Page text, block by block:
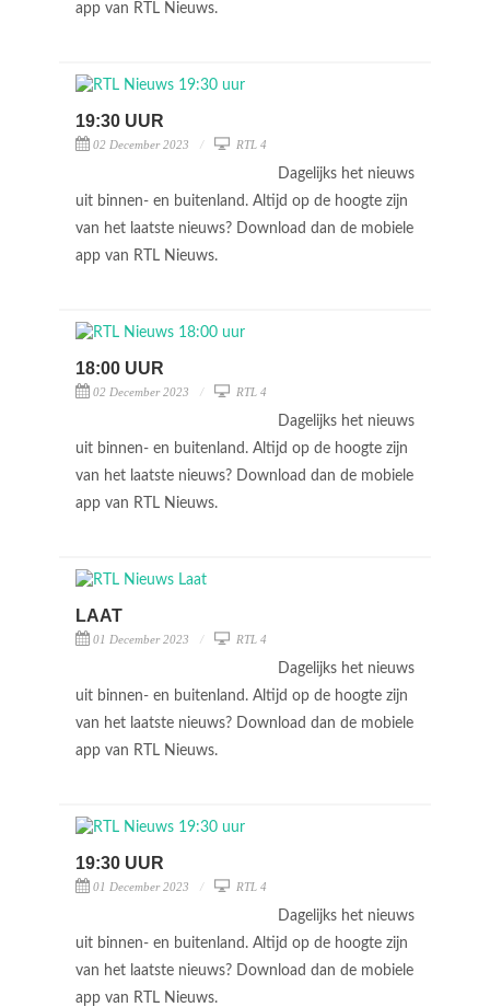
app van RTL Nieuws.
19:30 UUR
02 December 2023 RTL 4
Dagelijks het nieuws
uit binnen- en buitenland. Altijd op de hoogte zijn
van het laatste nieuws? Download dan de mobiele
app van RTL Nieuws.
18:00 UUR
02 December 2023 RTL 4
Dagelijks het nieuws
uit binnen- en buitenland. Altijd op de hoogte zijn
van het laatste nieuws? Download dan de mobiele
app van RTL Nieuws.
LAAT
01 December 2023 RTL 4
Dagelijks het nieuws
uit binnen- en buitenland. Altijd op de hoogte zijn
van het laatste nieuws? Download dan de mobiele
app van RTL Nieuws.
19:30 UUR
01 December 2023 RTL 4
Dagelijks het nieuws
uit binnen- en buitenland. Altijd op de hoogte zijn
van het laatste nieuws? Download dan de mobiele
app van RTL Nieuws.